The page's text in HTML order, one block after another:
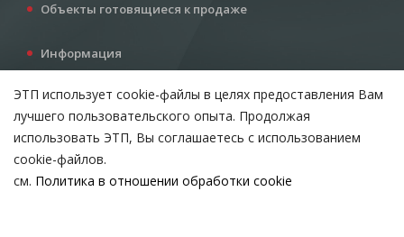
Объекты готовящиеся к продаже
Информация
Все для инвестора
Контакты
Возникли вопросы?
ЭТП использует cookie-файлы в целях предоставления Вам
лучшего пользовательского опыта. Продолжая
использовать ЭТП, Вы соглашаетесь с использованием
cookie-файлов.
см. Политика в отношении обработки cookie